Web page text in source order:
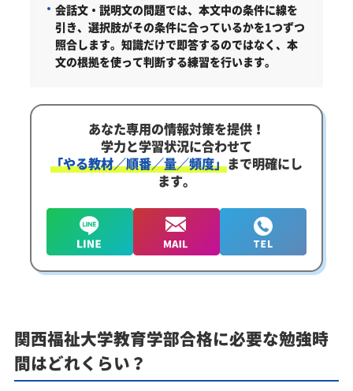
会話文・説明文の問題では、本文中の条件に線を
引き、選択肢がその条件に合っているかを1つずつ
照合します。知識だけで即答するのではなく、本
文の根拠を使って判断する練習を行います。
あなた専用の情報対策を提供！
学力と学習状況に合わせて
「やる教材／順番／量／頻度」まで明確にし
ます。
関西福祉大学教育学部合格に必要な勉強時
間はどれくらい？